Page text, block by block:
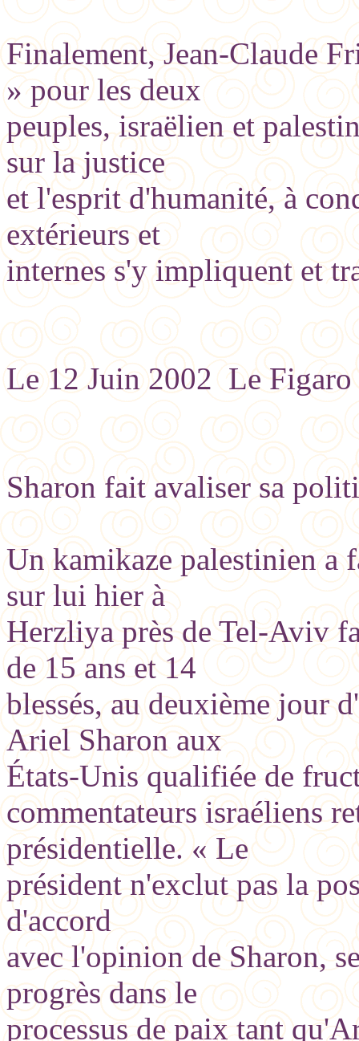
Finalement, Jean-Claude
» pour les deux
peuples, israëlien et
sur la justice
et l'esprit d'humanité, à
extérieurs et
internes s'y impliquent et
Le 12 Juin 2002 Le Figaro
Sharon fait avaliser sa
Un kamikaze palestinien a
sur lui hier à
Herzliya près de Tel-Aviv
de 15 ans et 14
blessés, au deuxième jour
Ariel Sharon aux
États-Unis qualifiée de
commentateurs israéliens
présidentielle. « Le
président n'exclut pas la
d'accord
avec l'opinion de Sharon,
progrès dans le
processus de paix tant